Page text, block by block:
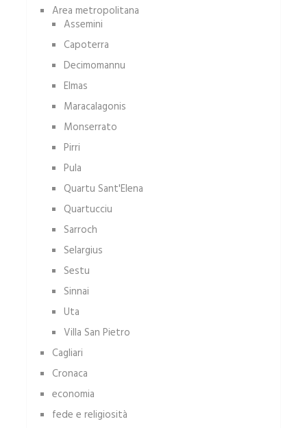
Area metropolitana
Assemini
Capoterra
Decimomannu
Elmas
Maracalagonis
Monserrato
Pirri
Pula
Quartu Sant'Elena
Quartucciu
Sarroch
Selargius
Sestu
Sinnai
Uta
Villa San Pietro
Cagliari
Cronaca
economia
fede e religiosità